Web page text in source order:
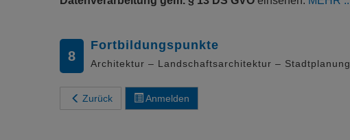
8
Fortbildungspunkte
Architektur – Landschaftsarchitektur – Stadtplanung
Zurück Anmelden